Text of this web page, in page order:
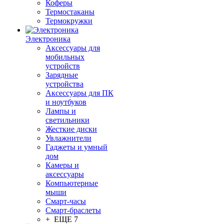
Коферы
Термостаканы
Термокружки
Электроника
Аксессуары для
мобильных
устройств
Зарядные
устройства
Аксессуары для ПК
и ноутбуков
Лампы и
светильники
Жесткие диски
Увлажнители
Гаджеты и умный
дом
Камеры и
аксессуары
Компьютерные
мыши
Смарт-часы
Смарт-браслеты
+ ЕЩЕ 7